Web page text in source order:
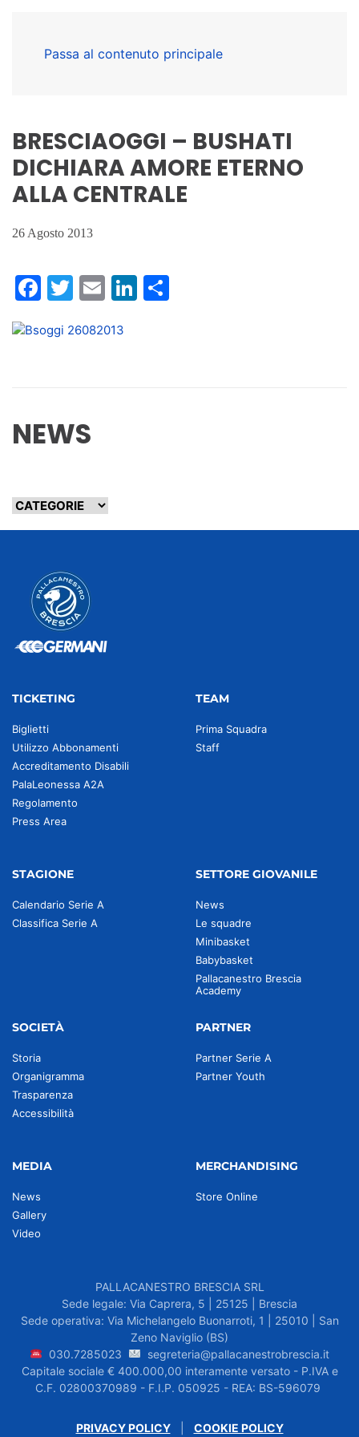
Passa al contenuto principale
BRESCIAOGGI – BUSHATI
DICHIARA AMORE ETERNO
ALLA CENTRALE
26 Agosto 2013
Facebook
Twitter
EmailLinkedIn
NEWS
TICKETING
Biglietti
Utilizzo Abbonamenti
Accreditamento Disabili
PalaLeonessa A2A
Regolamento
Press Area
TEAM
Prima Squadra
Staff
STAGIONE
Calendario Serie A
Classifica Serie A
SETTORE GIOVANILE
News
Le squadre
Minibasket
Babybasket
Pallacanestro Brescia
Academy
SOCIETÀ
Storia
Organigramma
Trasparenza
Accessibilità
PARTNER
Partner Serie A
Partner Youth
MEDIA
News
Gallery
Video
MERCHANDISING
Store Online
PALLACANESTRO BRESCIA SRL
Sede legale: Via Caprera, 5 | 25125 | Brescia
Sede operativa: Via Michelangelo Buonarroti, 1 | 25010 | San
Zeno Naviglio (BS)
030.7285023
segreteria@pallacanestrobrescia.it
Capitale sociale € 400.000,00 interamente versato - P.IVA e
C.F. 02800370989 - F.I.P. 050925 - REA: BS-596079
PRIVACY POLICY| COOKIE POLICY